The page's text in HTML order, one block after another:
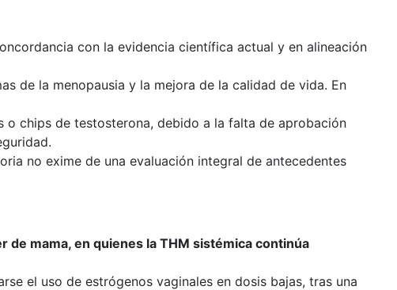
con la evidencia científica actual y en alineación
de la menopausia y la mejora de la calidad de vida. En
o chips de testosterona, debido a la falta de aprobación
no exime de una evaluación integral de antecedentes
mama, en quienes la THM sistémica continúa
el uso de estrógenos vaginales en dosis bajas, tras una